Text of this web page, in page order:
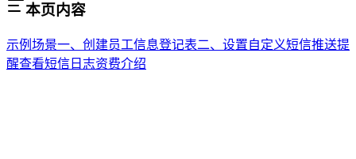
本页内容
示例场景一、创建员工信息登记表二、设置自定义短信推送提
醒查看短信日志资费介绍